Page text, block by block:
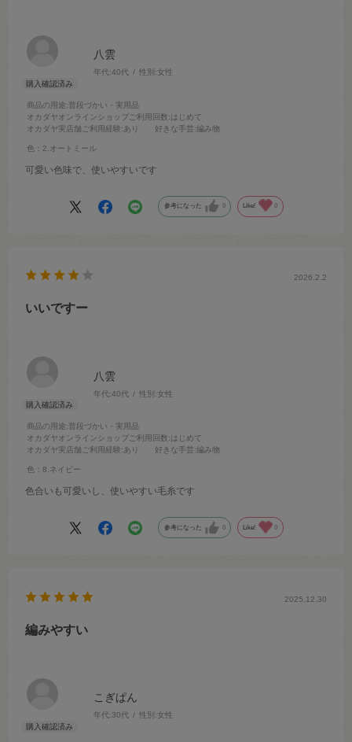
八雲
年代:40代 性別:女性
商品の用途:普段づかい・実用品
オカダヤオンラインショップご利用回数:はじめて
オカダヤ実店舗ご利用経験:あり 好きな手芸:編み物
色：2.オートミール
可愛い色味で、使いやすいです
参考になった 0 Like! 0
八雲
年代:40代 性別:女性
商品の用途:普段づかい・実用品
オカダヤオンラインショップご利用回数:はじめて
オカダヤ実店舗ご利用経験:あり 好きな手芸:編み物
色：8.ネイビー
2026.2.2
いいですー
色合いも可愛いし、使いやすい毛糸です
参考になった 0 Like! 0
こぎぱん
年代:30代 性別:女性
2025.12.30
編みやすい